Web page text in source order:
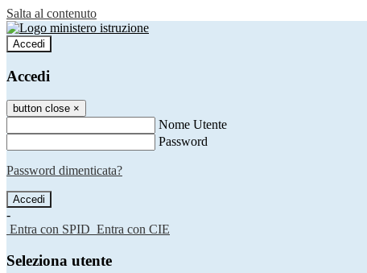
Salta al contenuto
Accedi
Accedi
button close ×
Nome Utente
Password
Password dimenticata?
-
Entra con SPID Entra con CIE
Seleziona utente